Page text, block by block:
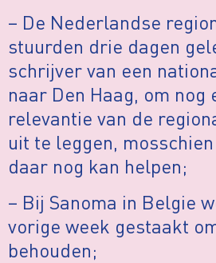
– De Nederlandse
stuurden drie dagen
schrijver van een
naar Den Haag, om nog
relevantie van de
uit te leggen,
daar nog kan helpen;
– Bij Sanoma in Belgie
vorige week gestaakt
behouden;